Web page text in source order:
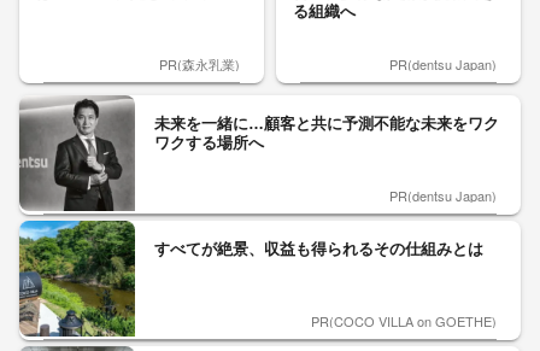
PR(森永乳業)
る組織へ
PR(dentsu Japan)
未来を一緒に…顧客と共に予測不能な未来をワク
ワクする場所へ
PR(dentsu Japan)
すべてが絶景、収益も得られるその仕組みとは
PR(COCO VILLA on GOETHE)